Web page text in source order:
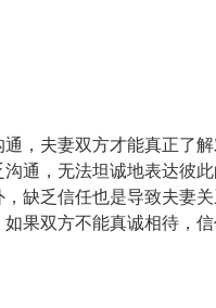
，夫妻双方才能真正了
通，无法坦诚地表达彼此
缺乏信任也是导致夫妻
果双方不能真诚相待，信